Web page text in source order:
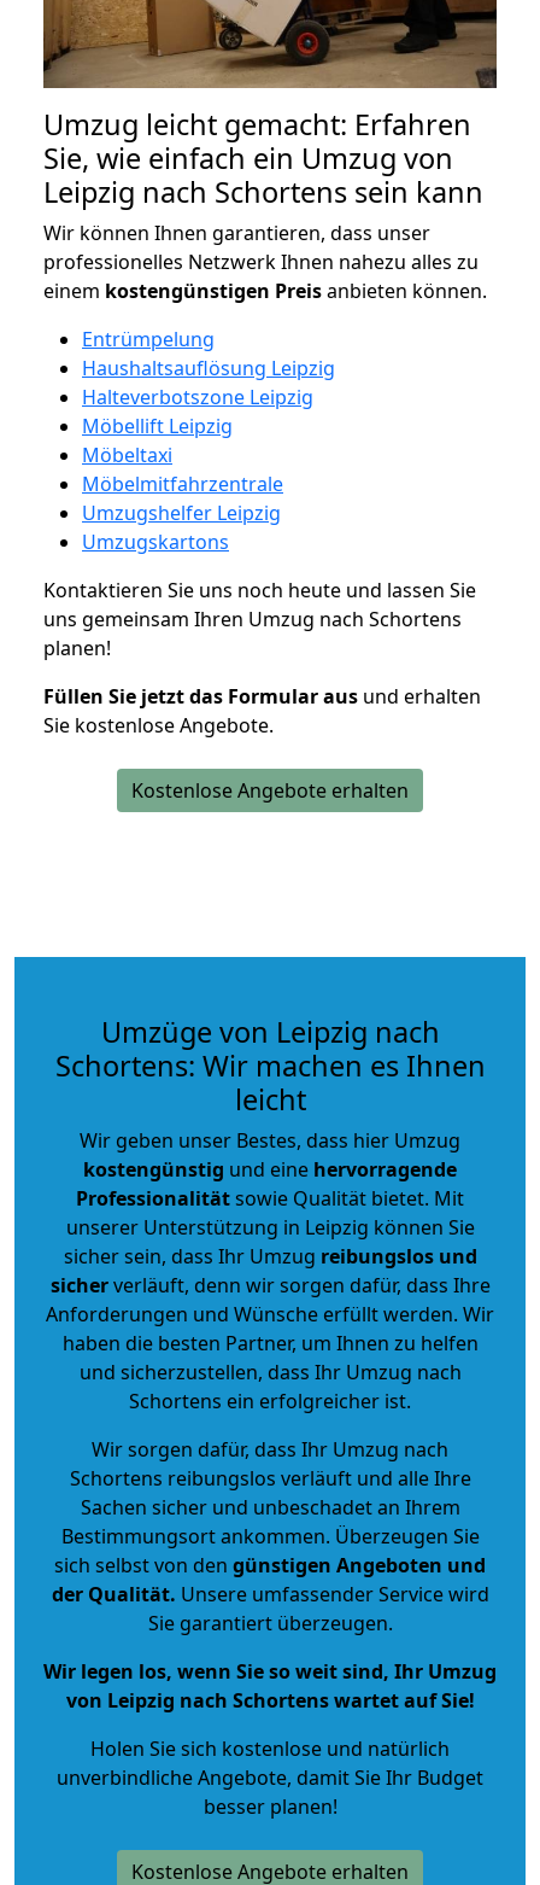
Umzug leicht gemacht: Erfahren
Sie, wie einfach ein Umzug von
Leipzig nach Schortens sein kann
Wir können Ihnen garantieren, dass unser
professionelles Netzwerk Ihnen nahezu alles zu
einem kostengünstigen Preisanbieten können.
Entrümpelung
Haushaltsauflösung Leipzig
Halteverbotszone Leipzig
Möbellift Leipzig
Möbeltaxi
Möbelmitfahrzentrale
Umzugshelfer Leipzig
Umzugskartons
Kontaktieren Sie uns noch heute und lassen Sie
uns gemeinsam Ihren Umzug nach Schortens
planen!
Füllen Sie jetzt das Formular aus und erhalten
Sie kostenlose Angebote.
Kostenlose Angebote erhalten
Umzüge von Leipzig nach
Schortens: Wir machen es Ihnen
leicht
Wir geben unser Bestes, dass hier Umzug
kostengünstig und eine hervorragende
Professionalitätsowie Qualität bietet. Mit
unserer Unterstützung in Leipzig können Sie
sicher sein, dass Ihr Umzug reibungslos und
sicherverläuft, denn wir sorgen dafür, dass Ihre
Anforderungen und Wünsche erfüllt werden. Wir
haben die besten Partner, um Ihnen zu helfen
und sicherzustellen, dass Ihr Umzug nach
Schortens ein erfolgreicher ist.
Wir sorgen dafür, dass Ihr Umzug nach
Schortens reibungslos verläuft und alle Ihre
Sachen sicher und unbeschadet an Ihrem
Bestimmungsort ankommen. Überzeugen Sie
sich selbst von den günstigen Angeboten und
der Qualität. Unsere umfassender Service wird
Sie garantiert überzeugen.
Wir legen los, wenn Sie so weit sind, Ihr Umzug
von Leipzig nach Schortens wartet auf Sie!
Holen Sie sich kostenlose und natürlich
unverbindliche Angebote, damit Sie Ihr Budget
besser planen!
Kostenlose Angebote erhalten